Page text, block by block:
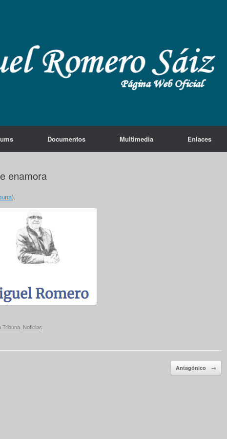
Documentos Multimedia Enlaces
enamora
).
Tribuna, Noticias.
Antagónico →